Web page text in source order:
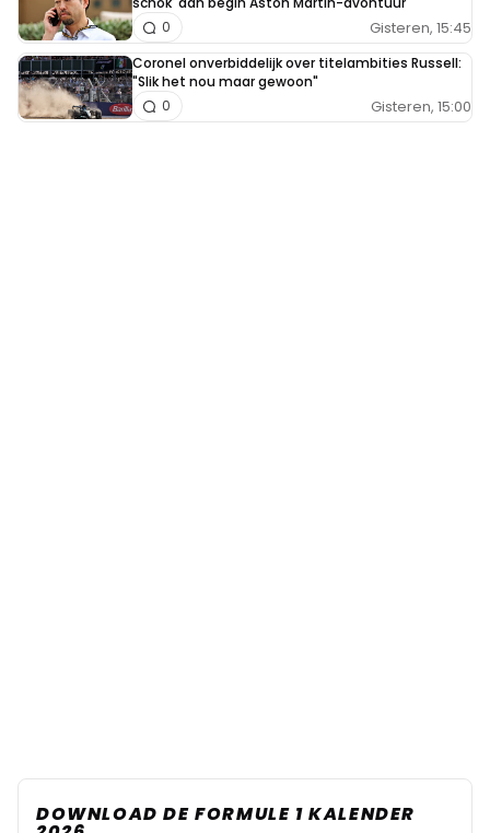
Gisteren, 15:45
0
Coronel onverbiddelijk over titelambities Russell:
"Slik het nou maar gewoon"
Gisteren, 15:00
0
DOWNLOAD DE FORMULE 1 KALENDER